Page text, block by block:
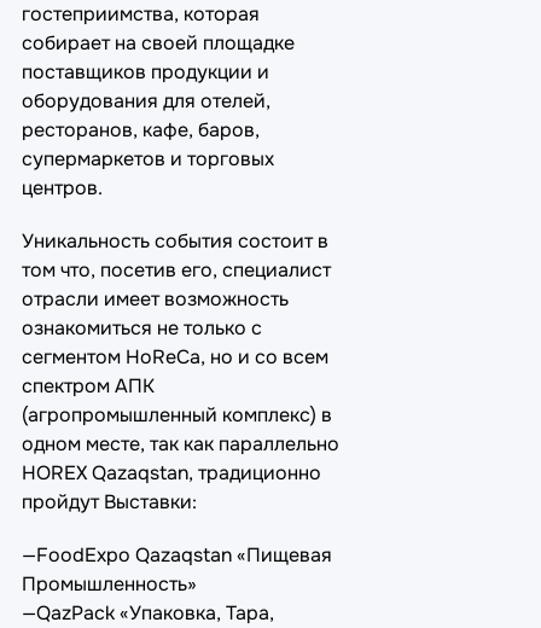
гостеприимства, которая
собирает на своей площадке
поставщиков продукции и
оборудования для отелей,
ресторанов, кафе, баров,
супермаркетов и торговых
центров.
Уникальность события состоит в
том что, посетив его, специалист
отрасли имеет возможность
ознакомиться не только с
сегментом HoReCa, но и со всем
спектром АПК
(агропромышленный комплекс) в
одном месте, так как параллельно
HOREX Qazaqstan, традиционно
пройдут Выставки:
—FoodExpo Qazaqstan «Пищевая
Промышленность»
—QazPack «Упаковка, Тара,